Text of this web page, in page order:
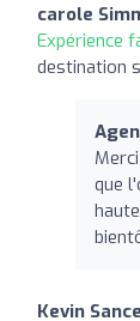
carole
Expérience
destination
que
Kevin